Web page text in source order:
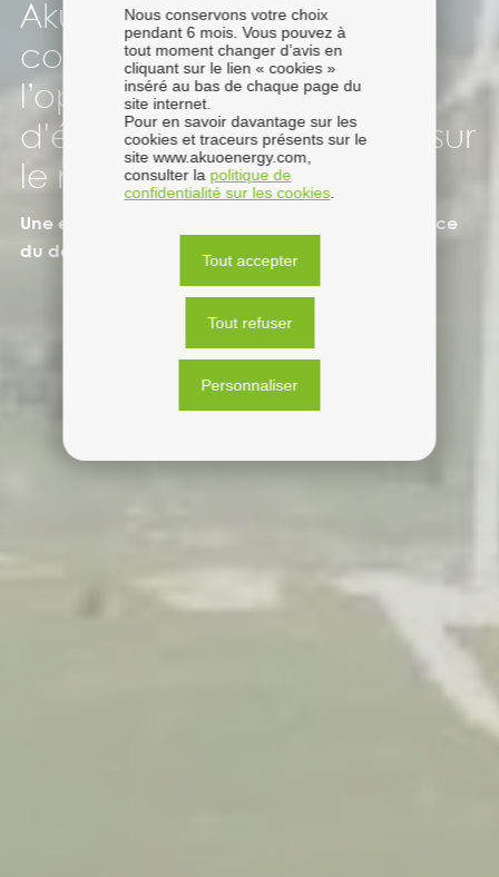
Akuo spécialiste des
corporate PPAs et de
l’optimisation de la vente
d'énergies renouvelables sur
le marché
Une expertise des marchés de l’énergie au service
du développement des projets du Groupe.
Nous conservons votre choix
pendant 6 mois. Vous pouvez à
tout moment changer d’avis en
cliquant sur le lien « cookies »
inséré au bas de chaque page du
site internet.
Pour en savoir davantage sur les
cookies et traceurs présents sur le
site www.akuoenergy.com,
consulter la politique de
confidentialité sur les cookies.
Tout accepter
Tout refuser
Personnaliser